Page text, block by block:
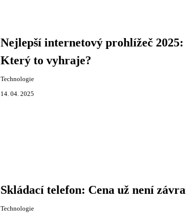
Nejlepší internetový prohlížeč 2025:
Který to vyhraje?
Technologie
14. 04. 2025
Skládací telefon: Cena už není
Technologie